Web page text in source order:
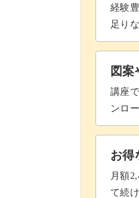
さまざま
経験
足り
図案
講座
ンロ
お得
月額
て続